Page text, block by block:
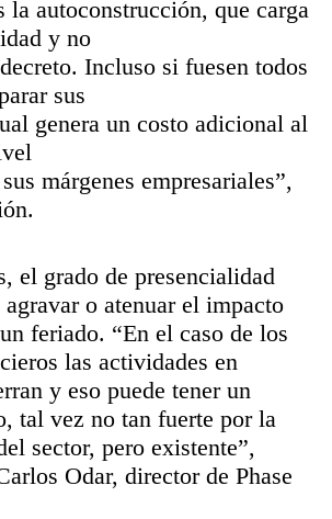
la autoconstrucción, que carga
y no
Incluso si fuesen todos
sus
genera un costo adicional al
márgenes empresariales”,
el grado de presencialidad
o atenuar el impacto
feriado. “En el caso de los
las actividades en
y eso puede tener un
tal vez no tan fuerte por la
sector, pero existente”,
Odar, director de Phase